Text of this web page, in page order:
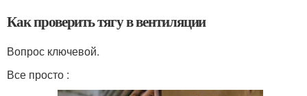
Как проверить тягу в вентиляции
Вопрос ключевой.
Все просто :